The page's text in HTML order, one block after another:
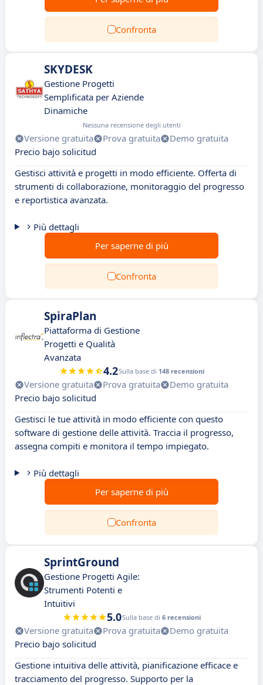
Confronta
SKYDESK
Gestione Progetti
Semplificata per Aziende
Dinamiche
Nessuna recensione degli utenti
Versione gratuita Prova gratuita
Demo gratuita
Precio bajo solicitud
Gestisci attività e progetti in modo efficiente. Offerta di
strumenti di collaborazione, monitoraggio del progresso
e reportistica avanzata.
Più dettagli
Per saperne di più
Confronta
SpiraPlan
Piattaforma di Gestione
Progetti e Qualità
Avanzata
4.2Sulla base di 148 recensioni
Versione gratuita Prova gratuita
Demo gratuita
Precio bajo solicitud
Gestisci le tue attività in modo efficiente con questo
software di gestione delle attività. Traccia il progresso,
assegna compiti e monitora il tempo impiegato.
Più dettagli
Per saperne di più
Confronta
SprintGround
Gestione Progetti Agile:
Strumenti Potenti e
Intuitivi
5.0Sulla base di 6 recensioni
Versione gratuita Prova gratuita
Demo gratuita
Precio bajo solicitud
Gestione intuitiva delle attività, pianificazione efficace e
tracciamento del progresso. Supporto per la